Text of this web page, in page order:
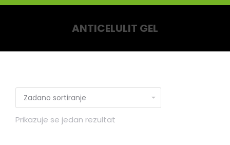
ANTICELULIT GEL
Prikazuje se jedan rezultat